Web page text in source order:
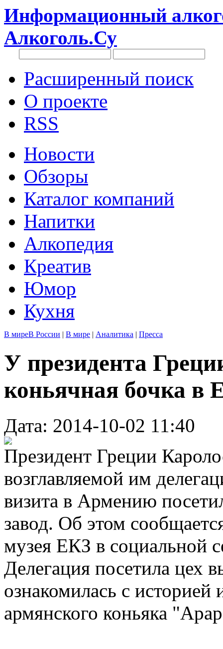
Информационный
Алкоголь.Су
Расширенный поиск
О проекте
RSS
Новости
Обзоры
Каталог компаний
Напитки
Алкопедия
Креатив
Юмор
Кухня
В миреВ России | В мире | Аналитика | Пресса
У президента
коньячная бочка в
Дата: 2014-10-02 11:40
Президент Греции
возглавляемой им
визита в Армению
завод. Об этом
музея ЕКЗ в социальной
Делегация посетила цех
ознакомилась с историей
армянского коньяка